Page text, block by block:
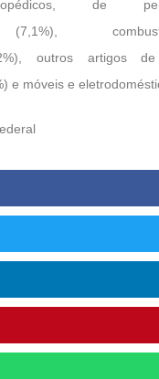
de
(7,1%),
outros artigos
e móveis e